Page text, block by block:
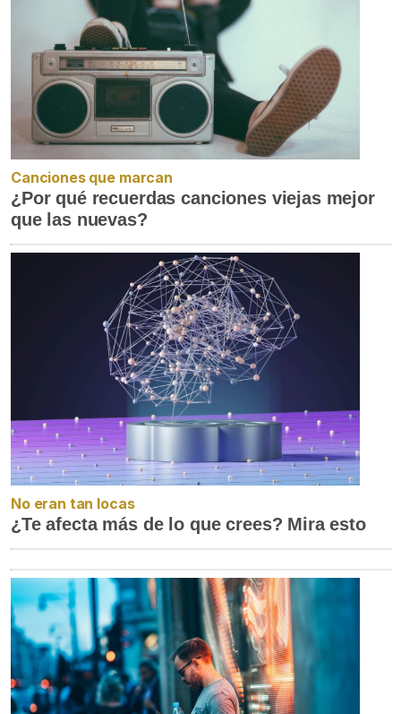
Canciones que marcan
¿Por qué recuerdas canciones viejas mejor
que las nuevas?
No eran tan locas
¿Te afecta más de lo que crees? Mira esto